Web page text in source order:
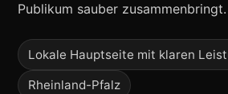
Publikum sauber zusammenbringt.
Lokale Hauptseite mit klaren
Rheinland-Pfalz